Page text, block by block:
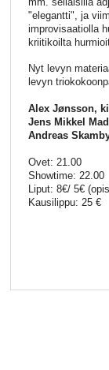
"elegantti", ja
improvisaatiolla
kriitikoilta
Nyt levyn
levyn
Alex Jønsson,
Jens Mikkel
Andreas
Ovet: 21.00
Showtime: 22.00
Liput: 8€/ 5€
Kausilippu: 25 €